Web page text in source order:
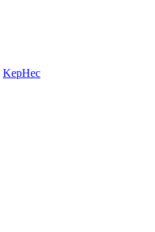
KepHec